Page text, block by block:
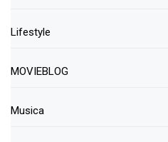
Lifestyle
MOVIEBLOG
Musica